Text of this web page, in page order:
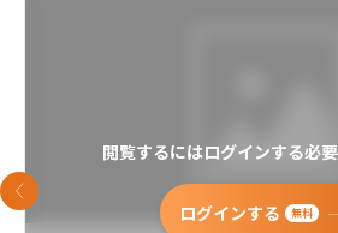
閲覧するにはログインする必要
ログインする 無料
前のスライド